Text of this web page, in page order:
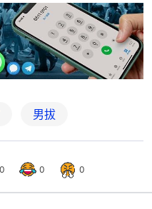
男拔
0 0 0